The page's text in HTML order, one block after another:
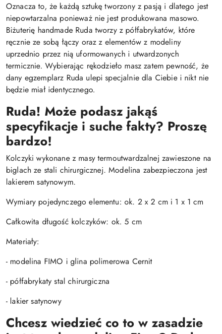
Oznacza to, że każdą sztukę tworzony z pasją i dlatego jest
niepowtarzalna ponieważ nie jest produkowana masowo.
Biżuterię handmade Ruda tworzy z półfabrykatów, które
ręcznie ze sobą łączy oraz z elementów z modeliny
uprzednio przez nią uformowanych i utwardzonych
termicznie. Wybierając rękodzieło masz zatem pewność, że
dany egzemplarz Ruda ulepi specjalnie dla Ciebie i nikt nie
będzie miał identycznego.
Ruda! Może podasz jakąś
specyfikacje i suche fakty? Proszę
bardzo!
Kolczyki wykonane z masy termoutwardzalnej zawieszone na
biglach ze stali chirurgicznej. Modelina zabezpieczona jest
lakierem satynowym.
Wymiary pojedynczego elementu: ok. 2 x 2 cm i 1 x 1 cm
Całkowita długość kolczyków: ok. 5 cm
Materiały:
- modelina FIMO i glina polimerowa Cernit
- półfabrykaty stal chirurgiczna
- lakier satynowy
Chcesz wiedzieć co to w zasadzie